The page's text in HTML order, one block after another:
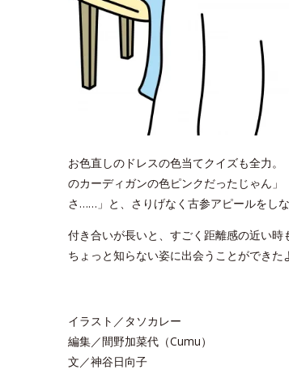
お色直しのドレスの色当てクイズも全力
のカーディガンの色ピンクだったじゃん
さ……」と、さりげなく古参アピールをし
付き合いが長いと、すごく距離感の近い
ちょっと知らない姿に出会うことができた
イラスト／タソカレー
編集／間野加菜代（Cumu）
文／神谷日向子